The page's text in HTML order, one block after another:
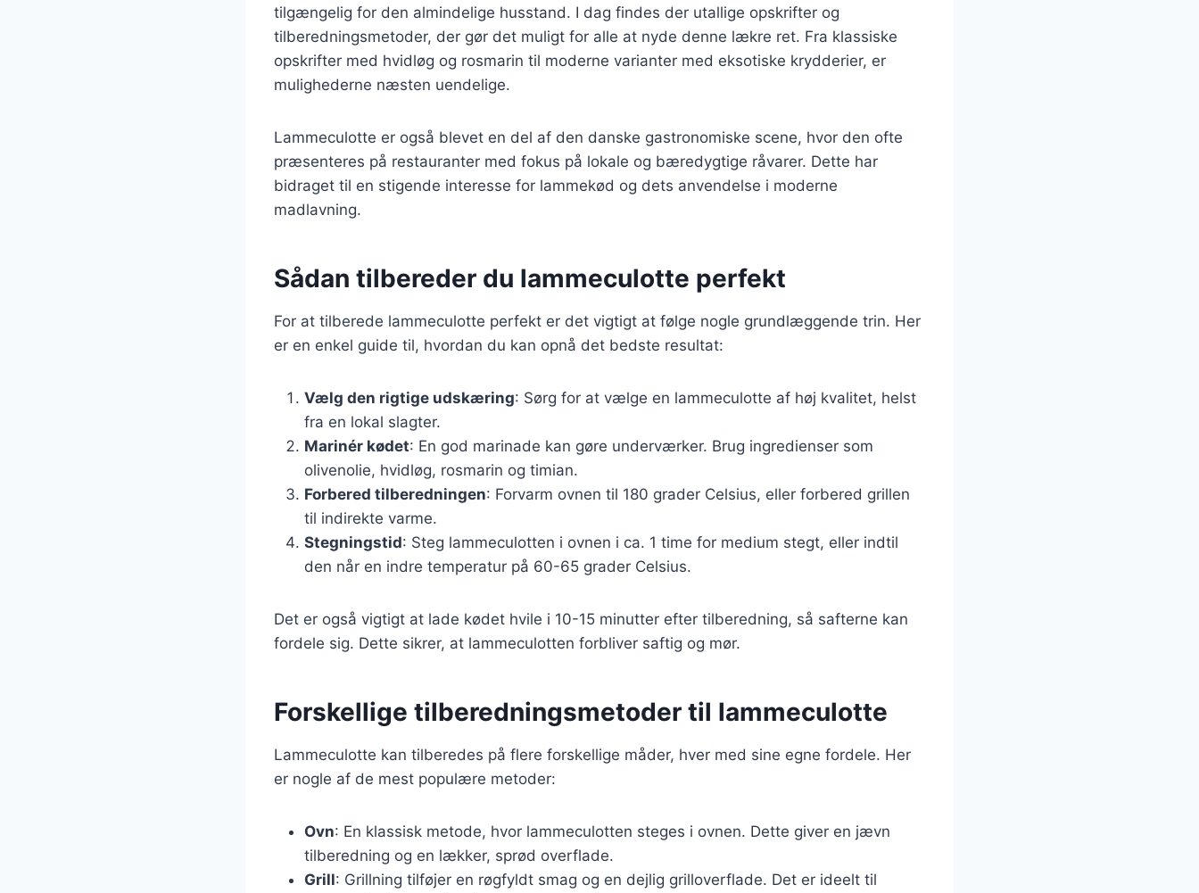
tilgængelig for den almindelige husstand. I dag findes der utallige opskrifter og
tilberedningsmetoder, der gør det muligt for alle at nyde denne lækre ret. Fra klassiske
opskrifter med hvidløg og rosmarin til moderne varianter med eksotiske krydderier, er
mulighederne næsten uendelige.
Lammeculotte er også blevet en del af den danske gastronomiske scene, hvor den ofte
præsenteres på restauranter med fokus på lokale og bæredygtige råvarer. Dette har
bidraget til en stigende interesse for lammekød og dets anvendelse i moderne
madlavning.
Sådan tilbereder du lammeculotte perfekt
For at tilberede lammeculotte perfekt er det vigtigt at følge nogle grundlæggende trin. Her
er en enkel guide til, hvordan du kan opnå det bedste resultat:
Vælg den rigtige udskæring: Sørg for at vælge en lammeculotte af høj kvalitet, helst
fra en lokal slagter.
Marinér kødet: En god marinade kan gøre underværker. Brug ingredienser som
olivenolie, hvidløg, rosmarin og timian.
Forbered tilberedningen: Forvarm ovnen til 180 grader Celsius, eller forbered grillen
til indirekte varme.
Stegningstid: Steg lammeculotten i ovnen i ca. 1 time for medium stegt, eller indtil
den når en indre temperatur på 60-65 grader Celsius.
Det er også vigtigt at lade kødet hvile i 10-15 minutter efter tilberedning, så safterne kan
fordele sig. Dette sikrer, at lammeculotten forbliver saftig og mør.
Forskellige tilberedningsmetoder til lammeculotte
Lammeculotte kan tilberedes på flere forskellige måder, hver med sine egne fordele. Her
er nogle af de mest populære metoder:
Ovn: En klassisk metode, hvor lammeculotten steges i ovnen. Dette giver en jævn
tilberedning og en lækker, sprød overflade.
Grill: Grillning tilføjer en røgfyldt smag og en dejlig grilloverflade. Det er ideelt til